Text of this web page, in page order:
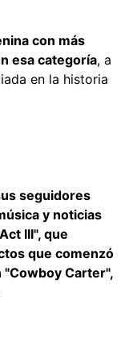
con más
esa categoría, a
en la historia
seguidores
y noticias
III", que
que comenzó
"Cowboy Carter",